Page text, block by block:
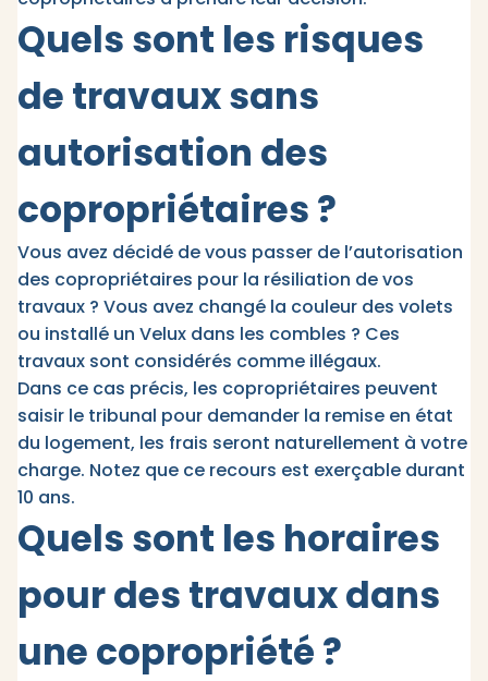
Quels sont les risques
de travaux sans
autorisation des
copropriétaires ?
Vous avez décidé de vous passer de l’autorisation
des copropriétaires pour la résiliation de vos
travaux ? Vous avez changé la couleur des volets
ou installé un Velux dans les combles ? Ces
travaux sont considérés comme illégaux.
Dans ce cas précis, les copropriétaires peuvent
saisir le tribunal pour demander la remise en état
du logement, les frais seront naturellement à votre
charge. Notez que ce recours est exerçable durant
10 ans.
Quels sont les horaires
pour des travaux dans
une copropriété ?